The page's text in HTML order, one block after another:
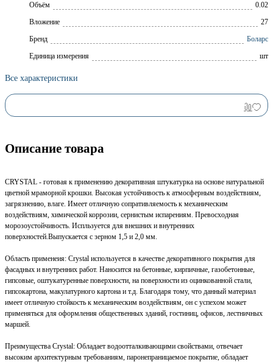
Объём
0.02
Вложение
27
Брeнд
Боларс
Единица измерения
шт
Все характеристики
Описание товара
CRYSTAL - готовая к применению декоративная штукатурка на основе натуральной
цветной мраморной крошки. Высокая устойчивость к атмосферным воздействиям,
загрязнению, влаге. Имеет отличную сопративляемость к механическим
воздействиям, химической коррозии, сернистым испарениям. Превосходная
морозоустойчивость. Испльзуется для внешних и внутренних
поверхностей.Выпускается с зерном 1,5 и 2,0 мм.
Область применеия: Crystal используется в качестве декоративного покрытия для
фасадных и внутренних работ. Наносится на бетонные, кирпичные, газобетонные,
гипсовые, оштукатуренные поверхности, на поверхности из оцинкованной стали,
гипсокартона, макулатурного картона и т.д. Благодаря тому, что данный материал
имеет отличную стойкость к механическим воздействиям, он с успехом может
применяться для оформления общественных зданий, гостиниц, офисов, лестничных
маршей.
Преимущества Crystal: Обладает водоотталкивающими свойствами, отвечает
высоким архитектурным требованиям, паронепраницаемое покрытие, обладает